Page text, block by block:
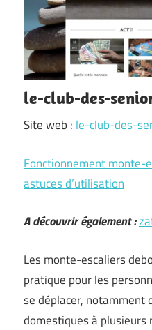
le-club-des-
Site web : le-club-des-
Fonctionnement monte-
astuces d’utilisation
A découvrir également :
Les monte-escaliers
pratique pour les
se déplacer, notamment
domestiques à plusieurs